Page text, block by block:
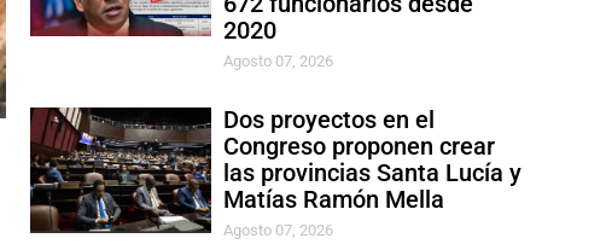
2020
Agosto 07, 2026
Dos proyectos en el
Congreso proponen crear
las provincias Santa Lucía y
Matías Ramón Mella
Agosto 07, 2026